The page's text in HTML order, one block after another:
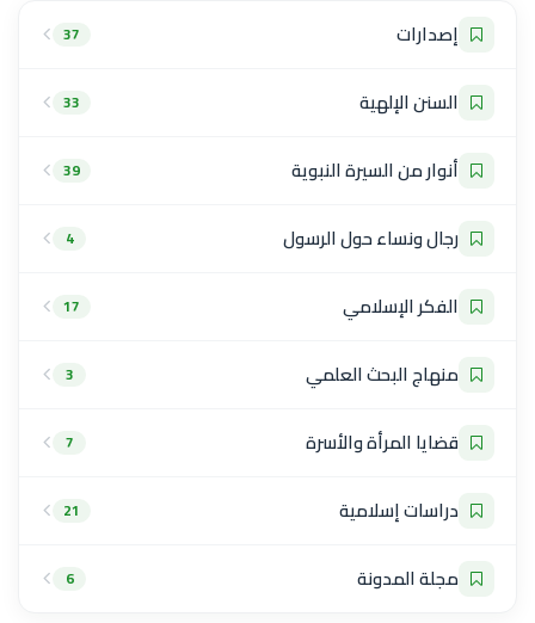
إصدارات 37
السنن الإلهية 33
أنوار من السيرة النبوية 39
رجال ونساء حول الرسول 4
الفكر الإسلامي 17
منهاج البحث العلمي 3
قضايا المرأة والأسرة 7
دراسات إسلامية 21
مجلة المدونة 6